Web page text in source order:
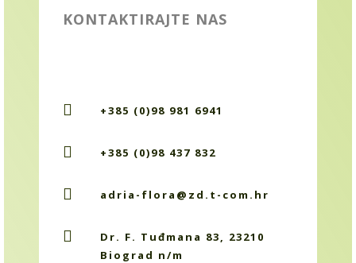
KONTAKTIRAJTE NAS
 +385 (0)98 981 6941
 +385 (0)98 437 832
 adria-flora@zd.t-com.hr

Dr. F. Tuđmana 83, 23210
Biograd n/m